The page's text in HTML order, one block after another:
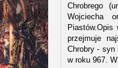
Chrobrego
Wojciecha
przejmuje
Chrobry -
w roku 967.